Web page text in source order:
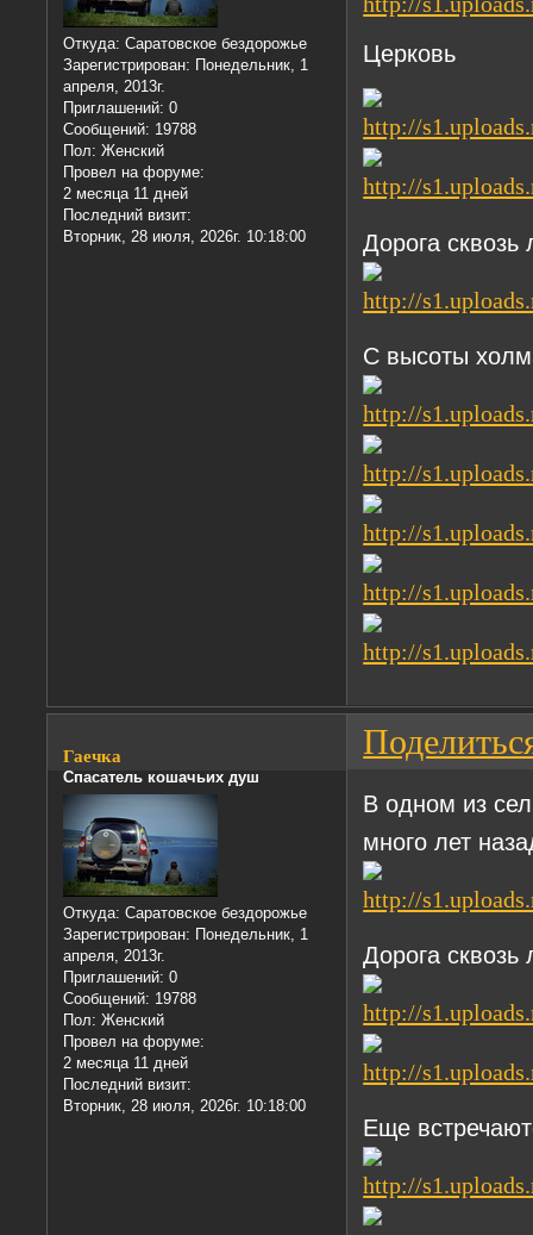
Откуда: Саратовское бездорожье
Зарегистрирован: Понедельник, 1
апреля, 2013г.
Приглашений: 0
Сообщений: 19788
Пол: Женский
Провел на форуме:
2 месяца 11 дней
Последний визит:
Вторник, 28 июля, 2026г. 10:18:00
Церковь
Дорога сквозь
С высоты
Гаечка
Спасатель кошачьих душ
Откуда: Саратовское бездорожье
Зарегистрирован: Понедельник, 1
апреля, 2013г.
Приглашений: 0
Сообщений: 19788
Пол: Женский
Провел на форуме:
2 месяца 11 дней
Последний визит:
Вторник, 28 июля, 2026г. 10:18:00
В одном из
много лет
Дорога сквозь
Еще